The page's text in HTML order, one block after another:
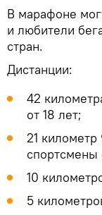
В марафоне
и любители
стран.
Дистанции:
42
от 18 лет;
21
спортсмены
10
5